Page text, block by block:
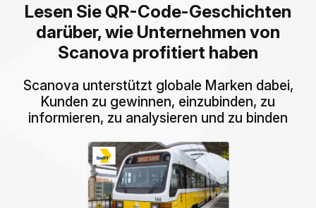
Lesen Sie QR-Code-Geschichten
darüber, wie Unternehmen von
Scanova profitiert haben
Scanova unterstützt globale Marken dabei,
Kunden zu gewinnen, einzubinden, zu
informieren, zu analysieren und zu binden